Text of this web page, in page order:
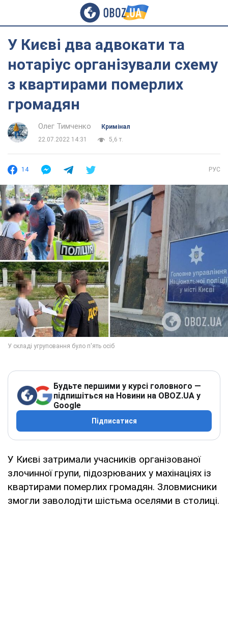
У Києві два адвокати та
нотаріус організували схему
з квартирами померлих
громадян
Олег Тимченко
Кримінал
22.07.2022 14:31
5,6 т.
14 РУС
Будьте першими у курсі головного —
підпишіться на Новини на OBOZ.UA у
Google
Підписатися
У Києві затримали учасників організованої
злочинної групи, підозрюваних у махінаціях із
квартирами померлих громадян. Зловмисники
змогли заволодіти шістьма оселями в столиці.